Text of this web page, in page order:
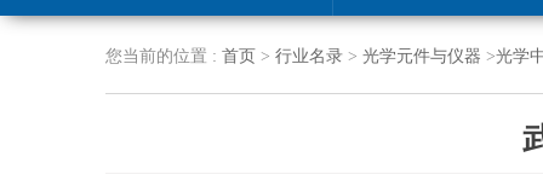
您当前的位置 : 首页 > 行业名录> 光学元件与仪器 >光学